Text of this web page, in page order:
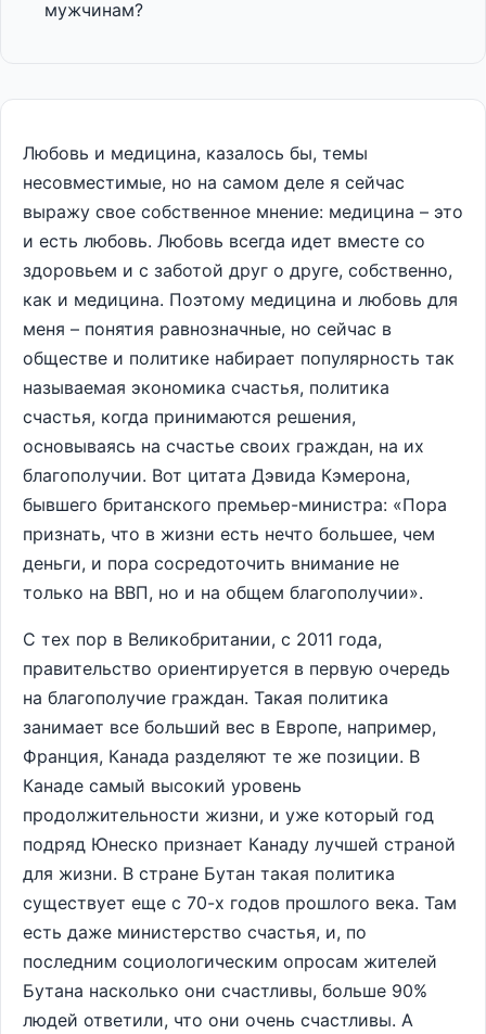
мужчинам?
Любовь и медицина, казалось бы, темы
несовместимые, но на самом деле я сейчас
выражу свое собственное мнение: медицина – это
и есть любовь. Любовь всегда идет вместе со
здоровьем и с заботой друг о друге, собственно,
как и медицина. Поэтому медицина и любовь для
меня – понятия равнозначные, но сейчас в
обществе и политике набирает популярность так
называемая экономика счастья, политика
счастья, когда принимаются решения,
основываясь на счастье своих граждан, на их
благополучии. Вот цитата Дэвида Кэмерона,
бывшего британского премьер-министра: «Пора
признать, что в жизни есть нечто большее, чем
деньги, и пора сосредоточить внимание не
только на ВВП, но и на общем благополучии».
С тех пор в Великобритании, с 2011 года,
правительство ориентируется в первую очередь
на благополучие граждан. Такая политика
занимает все больший вес в Европе, например,
Франция, Канада разделяют те же позиции. В
Канаде самый высокий уровень
продолжительности жизни, и уже который год
подряд Юнеско признает Канаду лучшей страной
для жизни. В стране Бутан такая политика
существует еще с 70-х годов прошлого века. Там
есть даже министерство счастья, и, по
последним социологическим опросам жителей
Бутана насколько они счастливы, больше 90%
людей ответили, что они очень счастливы. А